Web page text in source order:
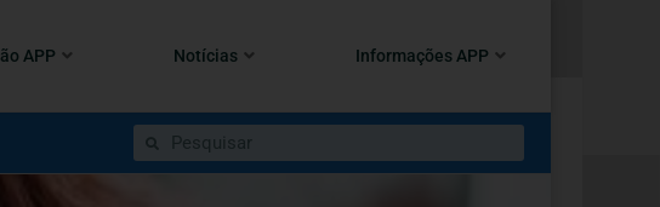
APP Notícias Informações APP